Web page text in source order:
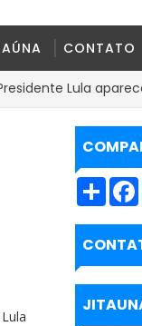
CONTATO
aparece com
S
r
e